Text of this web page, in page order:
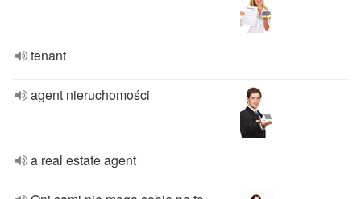
tenant
agent nieruchomości
a real estate agent